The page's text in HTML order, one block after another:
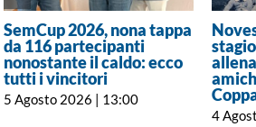
SemCup 2026, nona tappa
da 116 partecipanti
nonostante il caldo: ecco
tutti i vincitori
5 Agosto 2026 | 13:00
4